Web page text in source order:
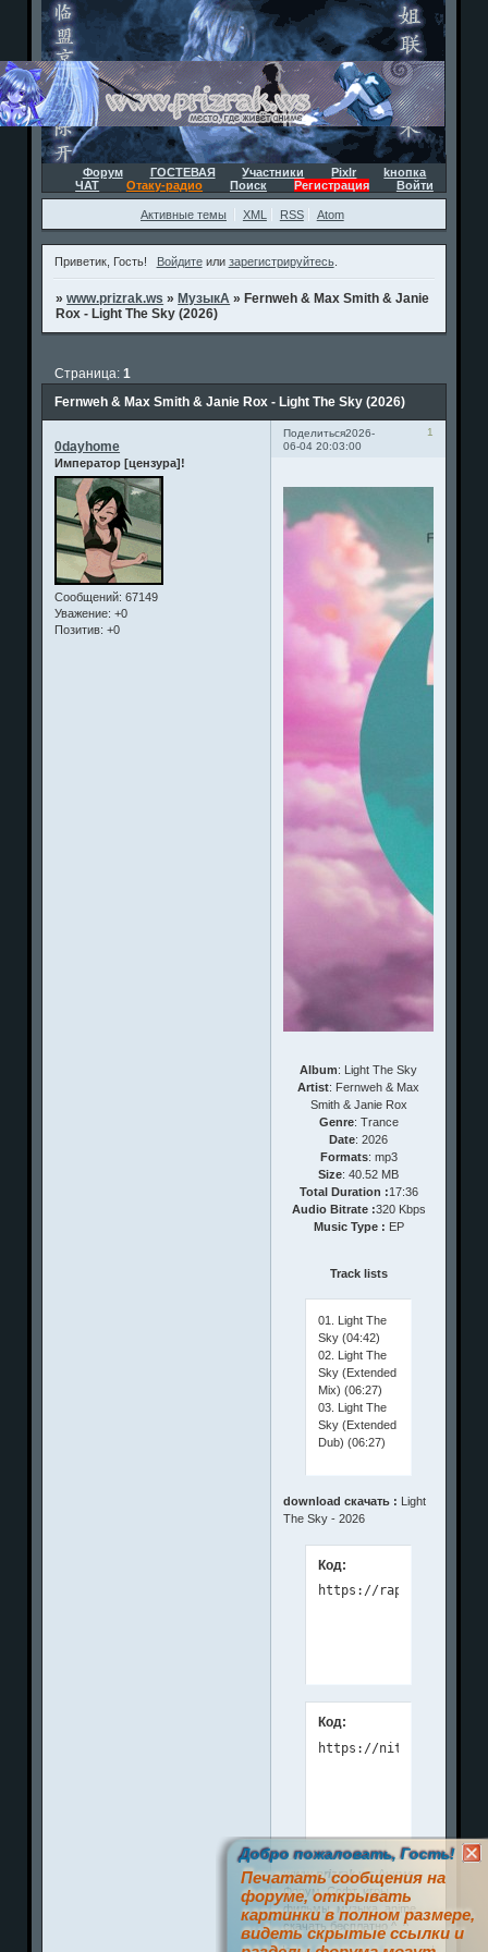
Форум ГОСТЕВАЯ Участники Pixlr
kнопка
ЧАТ
Отаку-радио Поиск Регистрация Войти
Активные темы XML RSS Atom
Приветик, Гость! Войдитеили зарегистрируйтесь.
»www.prizrak.ws » МузыкА » Fernweh & Max Smith & Janie
Rox - Light The Sky (2026)
Fernweh & Max Smith & Janie Rox - Light The Sky (2026)
Страница:1
Поделиться 1
2026-
06-04 20:03:00
0dayhome
Император [цензура]!
Сообщений: 67149
Уважение: +0
Позитив: +0
Album: Light The Sky
Artist: Fernweh & Max
Smith & Janie Rox
Genre: Trance
Date: 2026
Formats: mp3
Size: 40.52 MB
Total Duration :17:36
Audio Bitrate :320 Kbps
Music Type : EP
Track lists
01. Light The
Sky (04:42)
02. Light The
Sky (Extended
Mix) (06:27)
03. Light The
Sky (Extended
Dub) (06:27)
download скачать : Light
The Sky - 2026
Код:
Код:
www.prizrak.wsАниме
Форум. Софт, игры,
фильмы, музыка, anime
скачать бесплатно ^_^
Добро пожаловать, Гость!
Печатать сообщения на
форуме, открывать
картинки в полном размере,
видеть скрытые ссылки и